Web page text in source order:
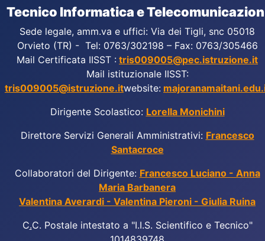
Tecnico Informatica e
Sede legale, amm.va e uffici: Via dei Tigli, snc 05018
Orvieto (TR) - Tel: 0763/302198 – Fax: 0763/305466
Mail Certificata IISST : tris009005@pec.istruzione.it
Mail istituzionale IISST:
tris009005@istruzione.itwebsite:
Dirigente Scolastico: Lorella Monichini
Direttore Servizi Generali Amministrativi: Francesco
Santacroce
Collaboratori del Dirigente: Francesco Luciano - Anna
Maria Barbanera
Valentina Averardi - Valentina Pieroni - Giulia Ruina
C.C. Postale intestato a "I.I.S. Scientifico e Tecnico"